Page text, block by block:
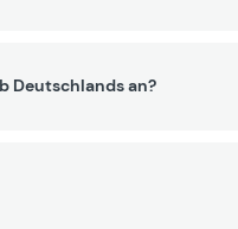
Deutschlands an?